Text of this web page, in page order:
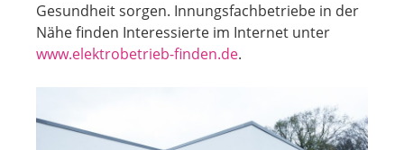
Gesundheit sorgen. Innungsfachbetriebe in der
Nähe finden Interessierte im Internet unter
www.elektrobetrieb-finden.de.